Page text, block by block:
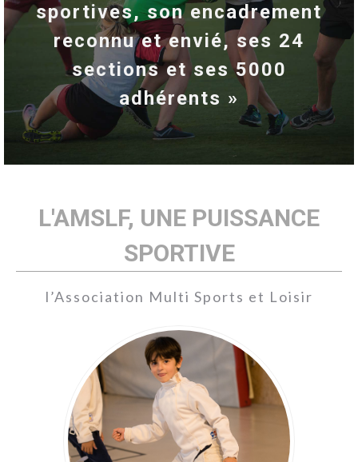
sportives, son encadrement
reconnu et envié, ses 24
sections et ses 5000
adhérents »
L'AMSLF, UNE PUISSANCE
SPORTIVE
l’Association Multi Sports et Loisir